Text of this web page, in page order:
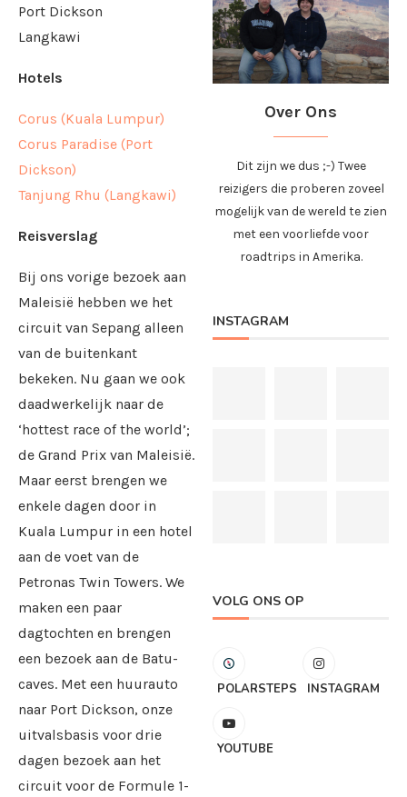
Port Dickson
Langkawi
Hotels
Corus (Kuala Lumpur)
Corus Paradise (Port
Dickson)
Tanjung Rhu (Langkawi)
Reisverslag
Bij ons vorige bezoek aan
Maleisië hebben we het
circuit van Sepang alleen
van de buitenkant
bekeken. Nu gaan we ook
daadwerkelijk naar de
‘hottest race of the world’;
de Grand Prix van Maleisië.
Maar eerst brengen we
enkele dagen door in
Kuala Lumpur in een hotel
aan de voet van de
Petronas Twin Towers. We
maken een paar
dagtochten en brengen
een bezoek aan de Batu-
caves. Met een huurauto
naar Port Dickson, onze
uitvalsbasis voor drie
dagen bezoek aan het
circuit voor de Formule 1-
Over Ons
Dit zijn we dus ;-) Twee
reizigers die proberen zoveel
mogelijk van de wereld te zien
met een voorliefde voor
roadtrips in Amerika.
INSTAGRAM
VOLG ONS OP
POLARSTEPS INSTAGRAM
YOUTUBE